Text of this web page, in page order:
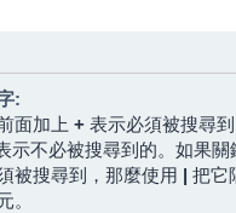
:
面加上 + 表示必須被搜尋
示不必被搜尋到的。如果關
被搜尋到，那麼使用 | 把它
。